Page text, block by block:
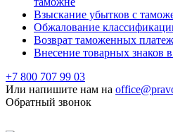
Взыскание убытков с
Обжалование
Возврат таможенных
Внесение товарных
+7 800 707 99 03
Или напишите нам на
Обратный звонок